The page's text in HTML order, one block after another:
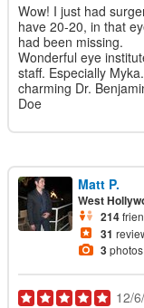
Wow! I just had
have 20-20, in that
had been missing.
Wonderful eye
staff. Especially
charming Dr.
Doe
Matt P.
West
214
31
3photos
12/